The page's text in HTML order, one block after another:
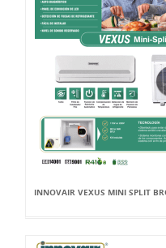
INNOVAIR VEXUS MINI SPLIT